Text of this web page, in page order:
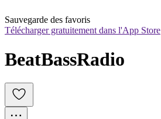
Sauvegarde des favoris
Télécharger gratuitement dans l'App Store
BeatBassRadio